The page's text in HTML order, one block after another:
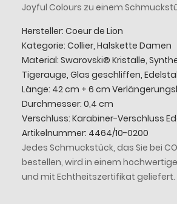
Joyful Colours zu einem
Hersteller: Coeur de Lion
Kategorie: Collier, Halskette Damen
Material: Swarovski® Kristalle,
Tigerauge, Glas geschliffen,
Länge: 42 cm + 6 cm
Durchmesser: 0,4 cm
Verschluss: Karabiner-Verschluss
Artikelnummer: 4464/10-0200
Jedes Schmuckstück, das Sie bei
bestellen, wird in einem
und mit Echtheitszertifikat geliefert.